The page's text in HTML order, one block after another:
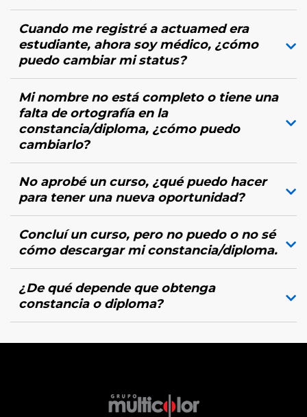
Cuando me registré a actuamed era
estudiante, ahora soy médico, ¿cómo
puedo cambiar mi status?
Mi nombre no está completo o tiene una
falta de ortografía en la
constancia/diploma, ¿cómo puedo
cambiarlo?
No aprobé un curso, ¿qué puedo hacer
para tener una nueva oportunidad?
Concluí un curso, pero no puedo o no sé
cómo descargar mi constancia/diploma.
¿De qué depende que obtenga
constancia o diploma?